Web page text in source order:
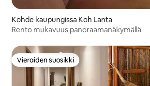
Kohde kaupungissa Koh Lanta
Rento mukavuus panoraamanäkymällä
Vieraiden suosikki
Vieraiden suosikki